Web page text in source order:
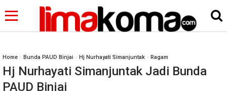
Home » Bunda PAUD Binjai » Hj Nurhayati Simanjuntak » Ragam
Hj Nurhayati Simanjuntak Jadi Bunda
PAUD Binjai